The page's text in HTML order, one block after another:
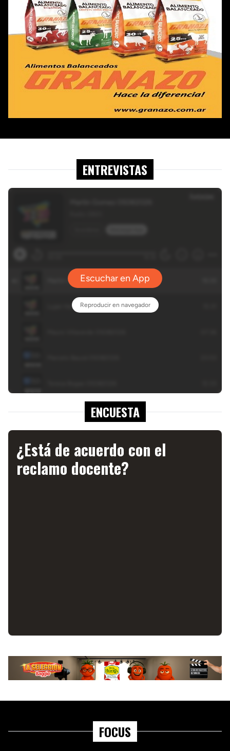
ENTREVISTAS
ENCUESTA
¿Está de acuerdo con el
reclamo docente?
FOCUS